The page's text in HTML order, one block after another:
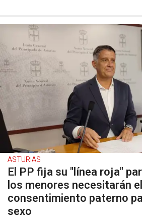
ASTURIAS
El PP fija su "línea roja"
los menores necesitarán el
consentimiento paterno
sexo